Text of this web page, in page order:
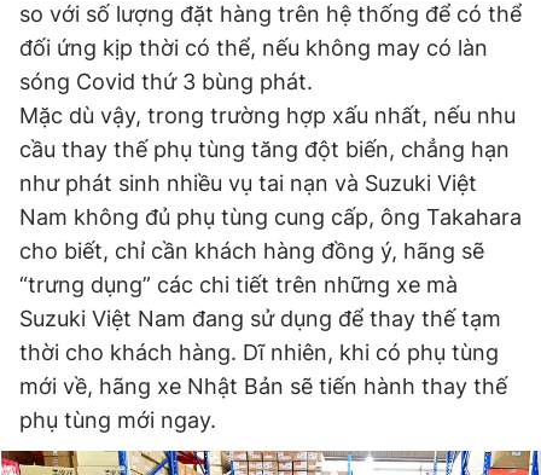
so với số lượng đặt hàng trên hệ thống để có thể
đối ứng kịp thời có thể, nếu không may có làn
sóng Covid thứ 3 bùng phát.
Mặc dù vậy, trong trường hợp xấu nhất, nếu nhu
cầu thay thế phụ tùng tăng đột biến, chẳng hạn
như phát sinh nhiều vụ tai nạn và Suzuki Việt
Nam không đủ phụ tùng cung cấp, ông Takahara
cho biết, chỉ cần khách hàng đồng ý, hãng sẽ
“trưng dụng” các chi tiết trên những xe mà
Suzuki Việt Nam đang sử dụng để thay thế tạm
thời cho khách hàng. Dĩ nhiên, khi có phụ tùng
mới về, hãng xe Nhật Bản sẽ tiến hành thay thế
phụ tùng mới ngay.